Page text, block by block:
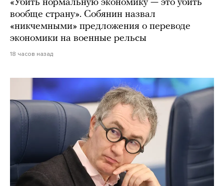
«Убить нормальную экономику — это убить
вообще страну». Собянин назвал
«никчемными» предложения о переводе
экономики на военные рельсы
18 часов назад